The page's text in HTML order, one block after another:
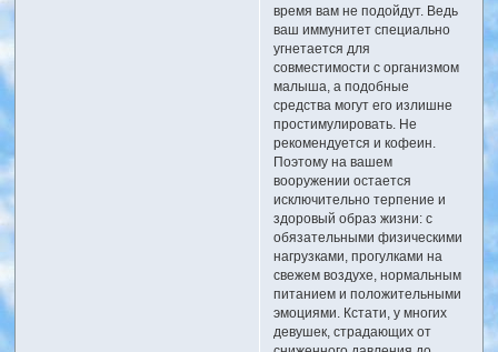
время вам не подойдут. Ведь
ваш иммунитет специально
угнетается для
совместимости с организмом
малыша, а подобные
средства могут его излишне
простимулировать. Не
рекомендуется и кофеин.
Поэтому на вашем
вооружении остается
исключительно терпение и
здоровый образ жизни: с
обязательными физическими
нагрузками, прогулками на
свежем воздухе, нормальным
питанием и положительными
эмоциями. Кстати, у многих
девушек, страдающих от